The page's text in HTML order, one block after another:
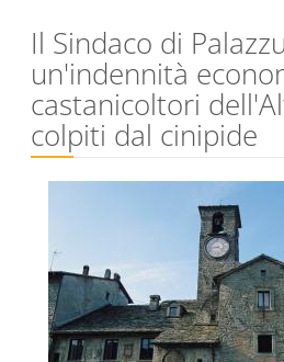
Il Sindaco di
un'indennità
castanicoltori
colpiti dal cinipide